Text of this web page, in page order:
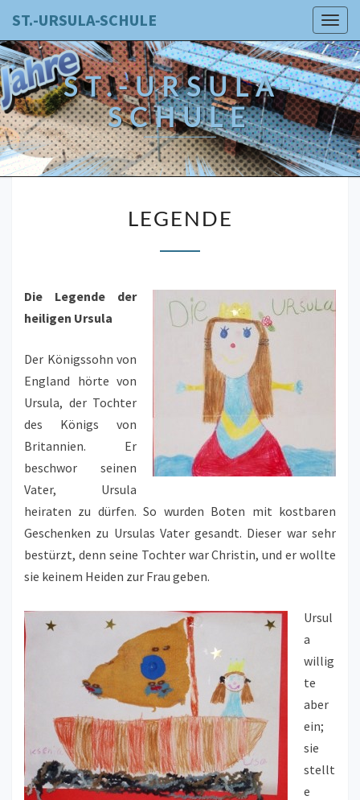
content
ST.-URSULA-SCHULE
ST.-URSULA-
SCHULE
LEGENDE
Die Legende der
heiligen Ursula
Der Königssohn von
England hörte von
Ursula, der Tochter
des Königs von
Britannien. Er
beschwor seinen
Vater, Ursula
heiraten zu dürfen. So wurden Boten mit kostbaren
Geschenken zu Ursulas Vater gesandt. Dieser war sehr
bestürzt, denn seine Tochter war Christin, und er wollte
sie keinem Heiden zur Frau geben.
Ursul
a
willig
te
aber
ein;
sie
stellt
e